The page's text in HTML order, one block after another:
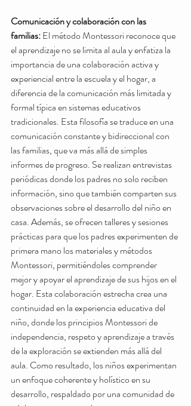
Comunicación y colaboración con las
familias: El método Montessori reconoce que
el aprendizaje no se limita al aula y enfatiza la
importancia de una colaboración activa y
experiencial entre la escuela y el hogar, a
diferencia de la comunicación más limitada y
formal típica en sistemas educativos
tradicionales. Esta filosofía se traduce en una
comunicación constante y bidireccional con
las familias, que va más allá de simples
informes de progreso. Se realizan entrevistas
periódicas donde los padres no solo reciben
información, sino que también comparten sus
observaciones sobre el desarrollo del niño en
casa. Además, se ofrecen talleres y sesiones
prácticas para que los padres experimenten de
primera mano los materiales y métodos
Montessori, permitiéndoles comprender
mejor y apoyar el aprendizaje de sus hijos en el
hogar. Esta colaboración estrecha crea una
continuidad en la experiencia educativa del
niño, donde los principios Montessori de
independencia, respeto y aprendizaje a través
de la exploración se extienden más allá del
aula. Como resultado, los niños experimentan
un enfoque coherente y holístico en su
desarrollo, respaldado por una comunidad de